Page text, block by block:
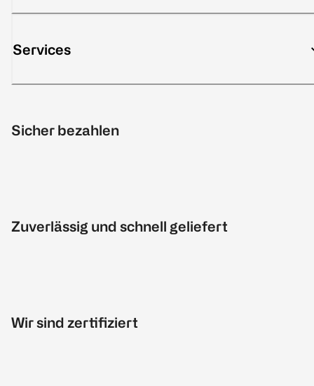
Services
Sicher bezahlen
Zuverlässig und schnell geliefert
Wir sind zertifiziert